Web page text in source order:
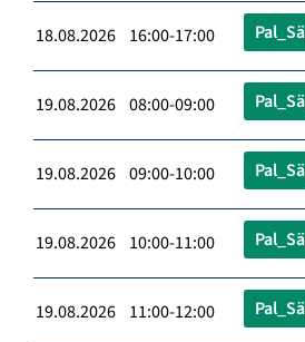
18.08.2026 16:00-17:00
19.08.2026 08:00-09:00
19.08.2026 09:00-10:00
19.08.2026 10:00-11:00
19.08.2026 11:00-12:00